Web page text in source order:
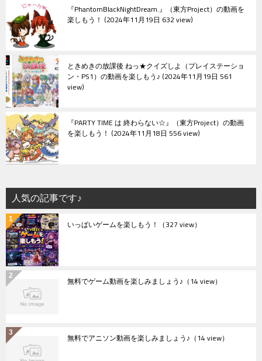
『PhantomBlackNightDream.』（東方Project）の動画を
楽しもう！ 2024年11月19日 632 view
ときめきの放課後 ねっ★クイズしよ（プレイステーショ
ン・PS1）の動画を楽しもう♪ 2024年11月19日 561
view
『PARTY TIME は 終わらない☆』（東方Project）の動画
を楽しもう！ 2024年11月18日 556 view
人気の記事です♪
いっぱいゲームを楽しもう！ （327 view）
無料でゲーム動画を楽しみましょう♪ （14 view）
無料でアニソン動画を楽しみましょう♪ （14 view）